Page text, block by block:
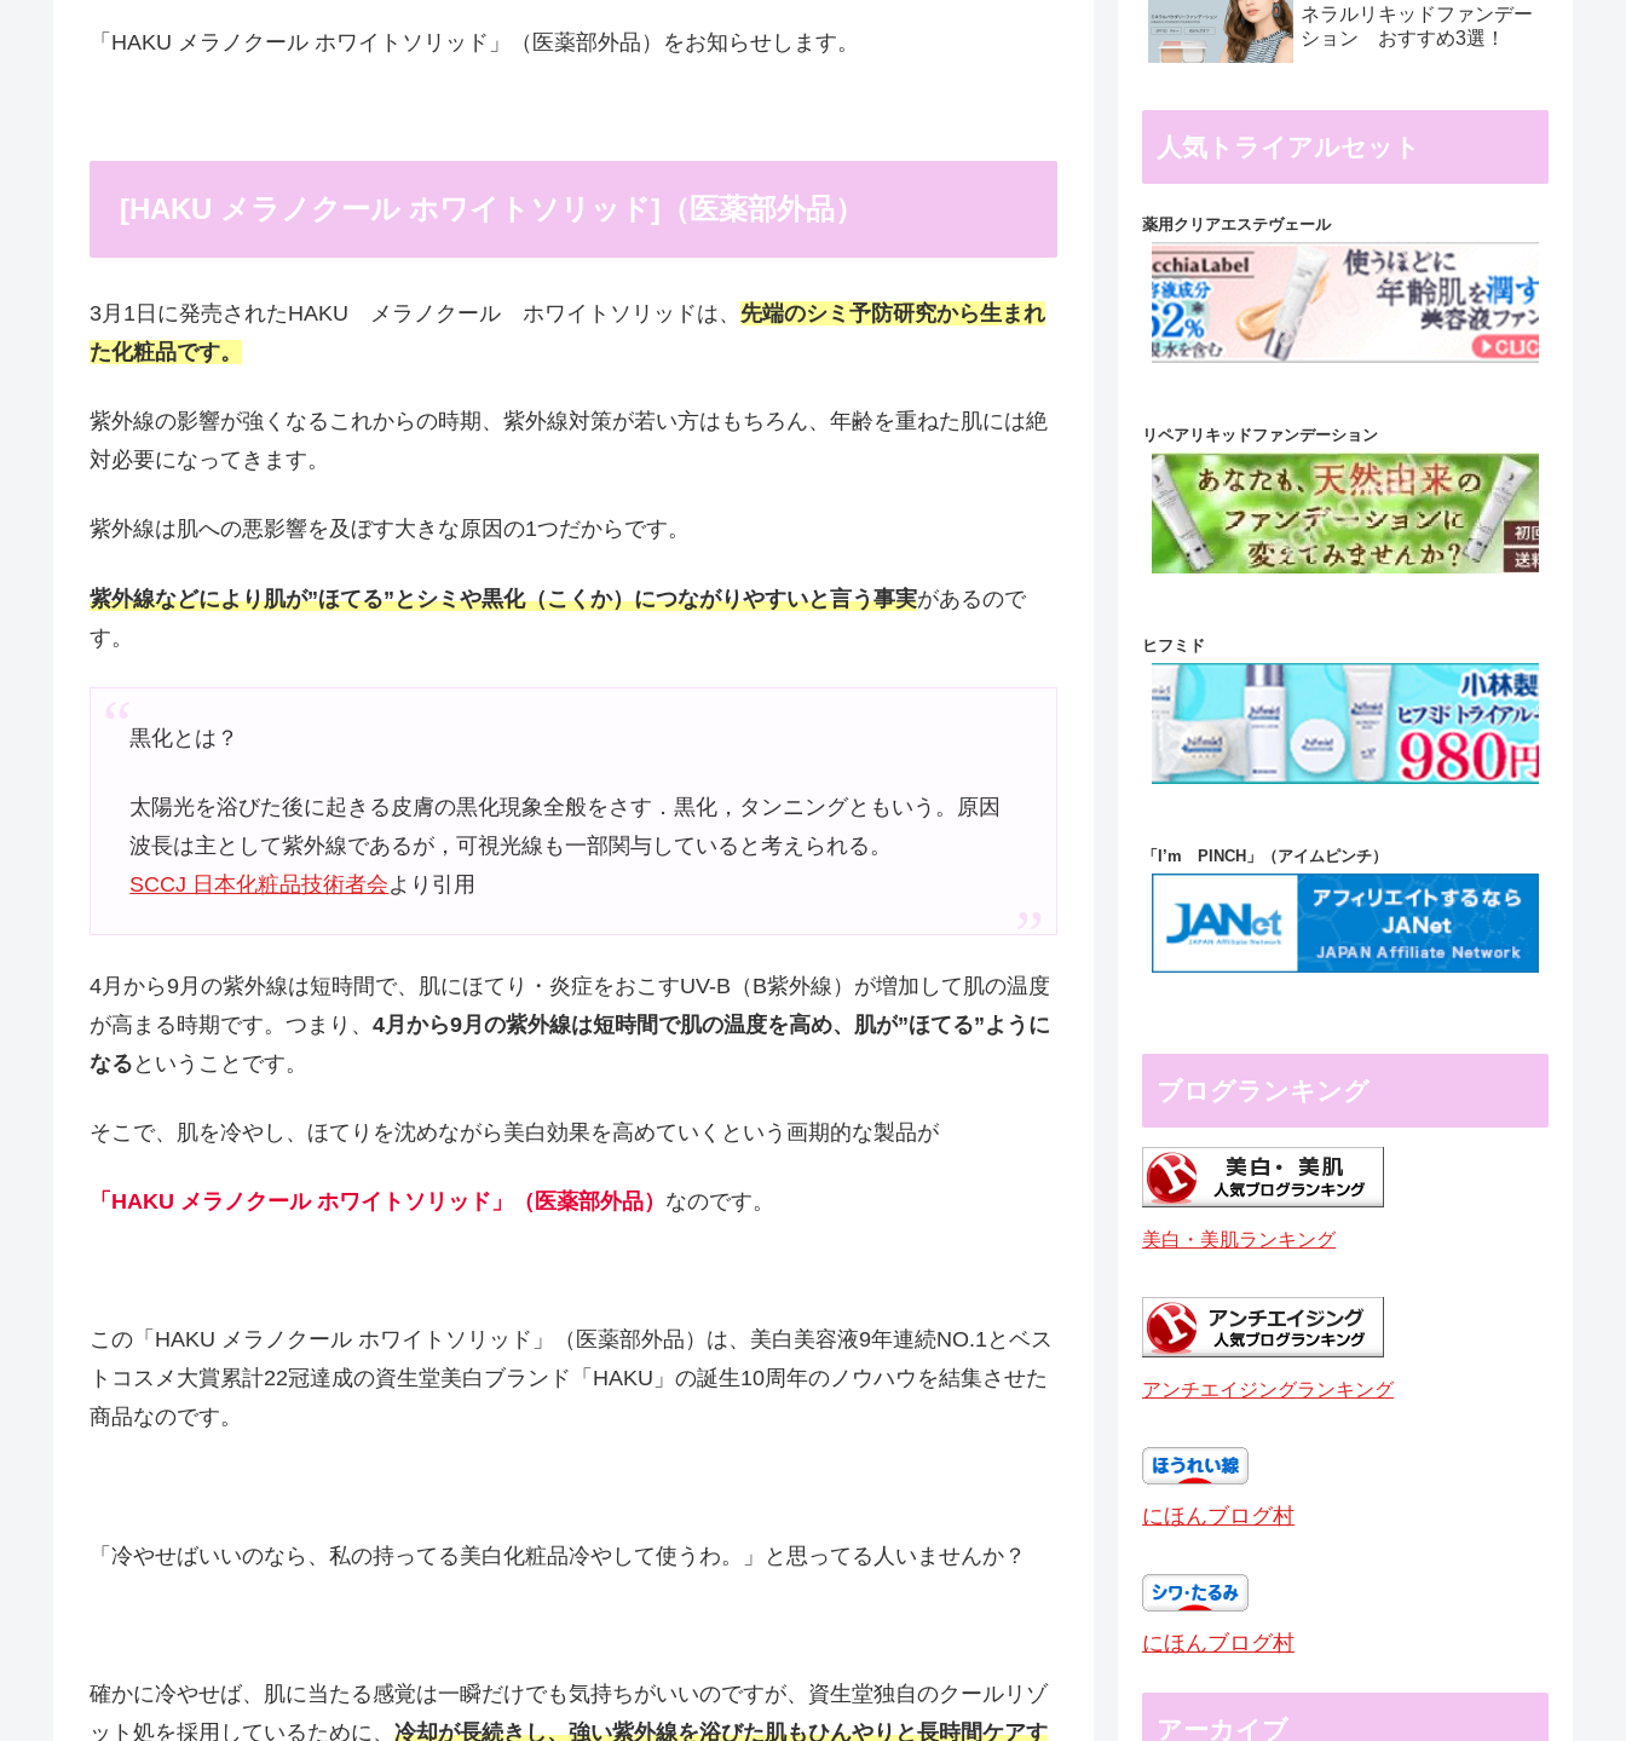
「HAKU メラノクール ホワイトソリッド」（医薬部外品）をお知らせします。
[HAKU メラノクール ホワイトソリッド]（医薬部外品）
3月1日に発売されたHAKU メラノクール ホワイトソリッドは、 先端のシミ予防研究から生まれ
た化粧品です。
紫外線の影響が強くなるこれからの時期、紫外線対策が若い方はもちろん、年齢を重ねた肌には絶
対必要になってきます。
紫外線は肌への悪影響を及ぼす大きな原因の1つだからです。
紫外線などにより肌が”ほてる”とシミや黒化（こくか）につながりやすいと言う事実があるので
す。
黒化とは？
太陽光を浴びた後に起きる皮膚の黒化現象全般をさす．黒化，タンニングともいう。原因
波長は主として紫外線であるが，可視光線も一部関与していると考えられる。
SCCJ 日本化粧品技術者会より引用
4月から9月の紫外線は短時間で、肌にほてり・炎症をおこすUV-B（B紫外線）が増加して肌の温度
が高まる時期です。つまり、 4月から9月の紫外線は短時間で肌の温度を高め、肌が”ほてる”ように
なる ということです。
そこで、肌を冷やし、ほてりを沈めながら美白効果を高めていくという画期的な製品が
「HAKU メラノクール ホワイトソリッド」（医薬部外品） なのです。
この「HAKU メラノクール ホワイトソリッド」（医薬部外品）は、美白美容液9年連続NO.1とベス
トコスメ大賞累計22冠達成の資生堂美白ブランド「HAKU」の誕生10周年のノウハウを結集させた
商品なのです。
「冷やせばいいのなら、私の持ってる美白化粧品冷やして使うわ。」と思ってる人いませんか？
確かに冷やせば、肌に当たる感覚は一瞬だけでも気持ちがいいのですが、資生堂独自のクールリゾ
ット処を採用しているために、 冷却が長続きし、強い紫外線を浴びた肌もひんやりと長時間ケアす
ネラルリキッドファンデー
ション おすすめ3選！
人気トライアルセット
薬用クリアエステヴェール
リペアリキッドファンデーション
ヒフミド
「I’m PINCH」（アイムピンチ）
ブログランキング
美白・美肌ランキング
アンチエイジングランキング
にほんブログ村
にほんブログ村
アーカイブ